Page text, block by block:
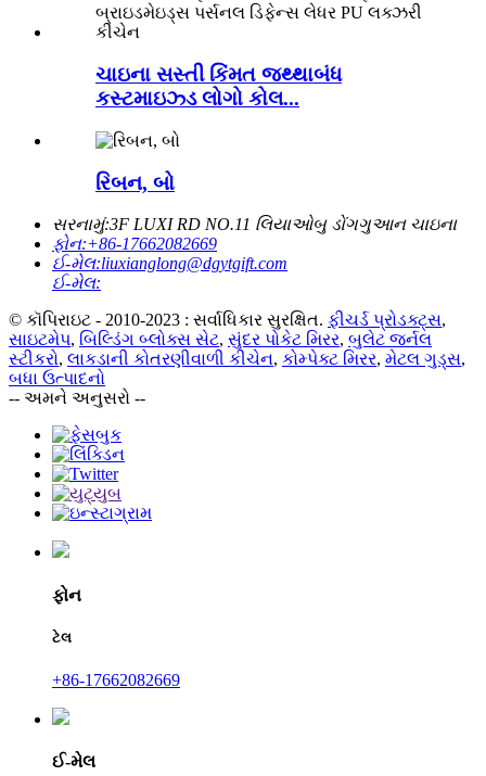
ચાઇના સસ્તી કિંમત જથ્થાબંધ
કસ્ટમાઇઝ્ડ લોગો કોલ...
રિબન, બો
સરનામું:3F LUXI RD NO.11 લિયાઓબુ ડોંગગુઆન ચાઇના
ફોન:+86-17662082669
ઈ-મેલ:liuxianglong@dgytgift.com
ઈ-મેલ:
© કૉપિરાઇટ - 2010-2023 : સર્વાધિકાર સુરક્ષિત. ફીચર્ડ પ્રોડક્ટ્સ,
સાઇટમેપ, બિલ્ડિંગ બ્લોક્સ સેટ, સુંદર પોકેટ મિરર, બુલેટ જર્નલ
સ્ટીકરો, લાકડાની કોતરણીવાળી કીચેન, કોમ્પેક્ટ મિરર, મેટલ ગુડ્સ,
બધા ઉત્પાદનો
-- અમને અનુસરો --
ફોન
ટેલ
+86-17662082669
ઈ-મેલ